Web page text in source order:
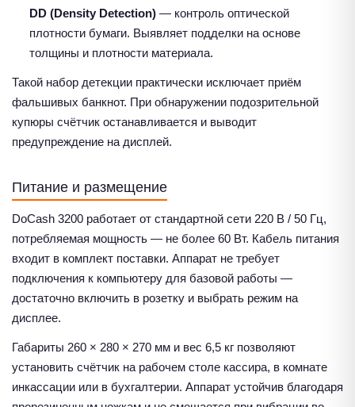
DD (Density Detection) — контроль оптической
плотности бумаги. Выявляет подделки на основе
толщины и плотности материала.
Такой набор детекции практически исключает приём
фальшивых банкнот. При обнаружении подозрительной
купюры счётчик останавливается и выводит
предупреждение на дисплей.
Питание и размещение
DoCash 3200 работает от стандартной сети 220 В / 50 Гц,
потребляемая мощность — не более 60 Вт. Кабель питания
входит в комплект поставки. Аппарат не требует
подключения к компьютеру для базовой работы —
достаточно включить в розетку и выбрать режим на
дисплее.
Габариты 260 × 280 × 270 мм и вес 6,5 кг позволяют
установить счётчик на рабочем столе кассира, в комнате
инкассации или в бухгалтерии. Аппарат устойчив благодаря